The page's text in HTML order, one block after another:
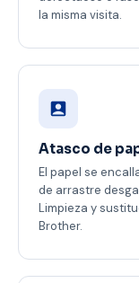
la misma visita.
Atasco de
El papel se
de arrastre
Limpieza y
Brother.